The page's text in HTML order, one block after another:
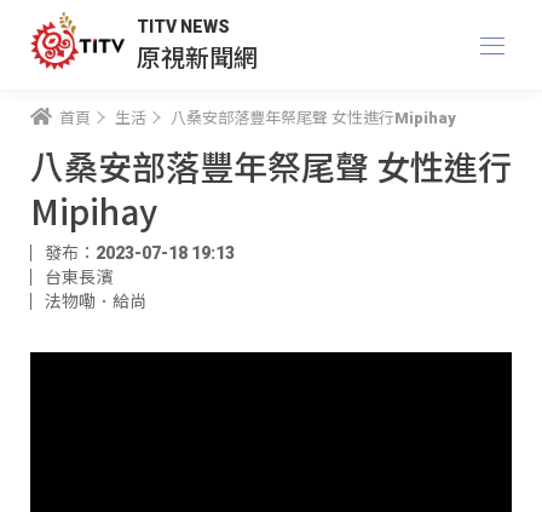
TITV NEWS
原視新聞網
首頁 生活 八桑安部落豐年祭尾聲 女性進行Mipihay
八桑安部落豐年祭尾聲 女性進行
Mipihay
發布：2023-07-18 19:13
台東長濱
法物嘞．給尚